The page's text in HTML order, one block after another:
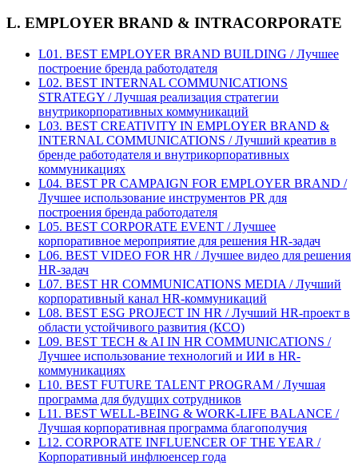
L. EMPLOYER BRAND & INTRACORPORATE
L01. BEST EMPLOYER BRAND BUILDING / Лучшее
построение бренда работодателя
L02. BEST INTERNAL COMMUNICATIONS
STRATEGY / Лучшая реализация стратегии
внутрикорпоративных коммуникаций
L03. BEST CREATIVITY IN EMPLOYER BRAND &
INTERNAL COMMUNICATIONS / Лучший креатив в
бренде работодателя и внутрикорпоративных
коммуникациях
L04. BEST PR CAMPAIGN FOR EMPLOYER BRAND /
Лучшее использование инструментов PR для
построения бренда работодателя
L05. BEST CORPORATE EVENT / Лучшее
корпоративное мероприятие для решения HR-задач
L06. BEST VIDEO FOR HR / Лучшее видео для решения
HR-задач
L07. BEST HR COMMUNICATIONS MEDIA / Лучший
корпоративный канал HR-коммуникаций
L08. BEST ESG PROJECT IN HR / Лучший HR-проект в
области устойчивого развития (КСО)
L09. BEST TECH & AI IN HR COMMUNICATIONS /
Лучшее использование технологий и ИИ в HR-
коммуникациях
L10. BEST FUTURE TALENT PROGRAM / Лучшая
программа для будущих сотрудников
L11. BEST WELL-BEING & WORK-LIFE BALANCE /
Лучшая корпоративная программа благополучия
L12. CORPORATE INFLUENCER OF THE YEAR /
Корпоративный инфлюенсер года